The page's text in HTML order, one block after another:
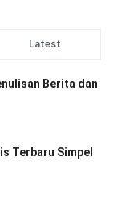
Latest
Berita dan
Terbaru Simpel